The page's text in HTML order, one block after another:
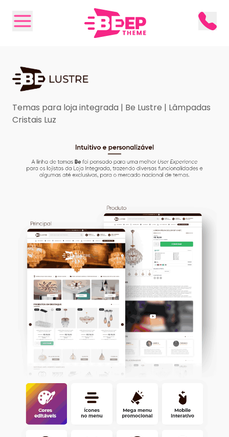
Temas para loja integrada | Be Lustre | Lâmpadas
Cristais Luz